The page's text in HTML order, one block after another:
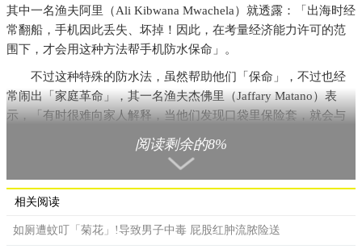
其中一名渔夫阿里（Ali Kibwana Mwachela）就透露：「出海时经
常翻船，手机因此丢失、坏掉！因此，在考量经济能力许可的范
围下，才会用这种方法帮手机防水保命」。
不过这种特殊的防水法，虽然帮助他们「保命」，不过也经
常闹出「家庭革命」，其一名渔夫杰佛里（Jaffary Matano）表
示，「有时很难向家人解释，当他们发现口袋里保险套，就会与
妻子开始大吵质疑他不忠，因此就得向妻子解释，保险套对我们
有多重要，甚至要示范给她看后，妻子才会相信」。不过许多网
友看到报导后，仍抱持质疑态度表示「有夹链袋阿！这应该也没
有很贵吧」、「夹链袋比保险套便宜吧」、「真是恶心的借
阅读剩余的8%
相关阅读
如厕遭蚊叮「菊花」!导致男子中毒 屁股红肿流脓险送